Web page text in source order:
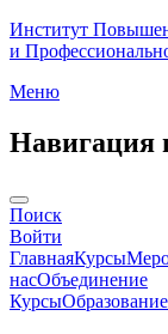
Институт
и
Меню
Навигация
Поиск
Войти
ГлавнаяКурсы
насОбъединение
КурсыОбразование